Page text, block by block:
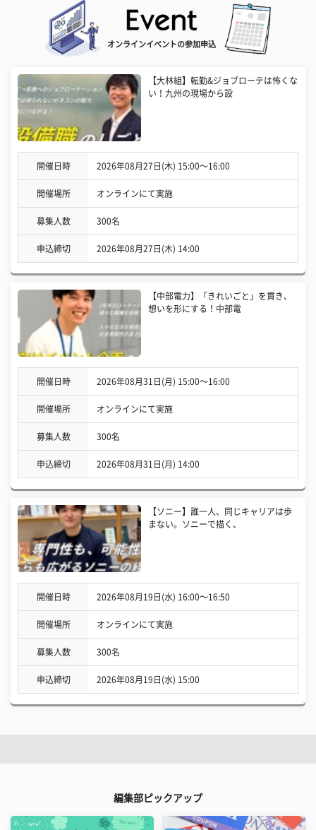
オンラインイベントの参加申込
【大林組】転勤&ジョブローテは怖くな
い！九州の現場から設
開催日時 2026年08月27日(木) 15:00〜16:00
開催場所 オンラインにて実施
募集人数 300名
申込締切 2026年08月27日(木) 14:00
【中部電力】「きれいごと」を貫き、
想いを形にする！中部電
開催日時 2026年08月31日(月) 15:00〜16:00
開催場所 オンラインにて実施
募集人数 300名
申込締切 2026年08月31日(月) 14:00
【ソニー】誰一人、同じキャリアは歩
まない。ソニーで描く、
開催日時 2026年08月19日(水) 16:00〜16:50
開催場所 オンラインにて実施
募集人数 300名
申込締切 2026年08月19日(水) 15:00
編集部ピックアップ